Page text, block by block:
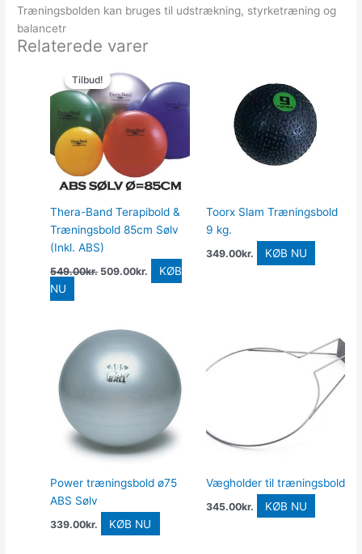
Træningsbolden kan bruges til udstrækning, styrketræning og
balancetr
Relaterede varer
Tilbud!
Tilbud!
Thera-Band Terapibold &
Træningsbold 85cm Sølv
(Inkl. ABS)
549.00kr.
oprindelige
pris
var:
549.00kr..
509.00kr.
pris
er:
509.00kr..
KØB
NU
Toorx Slam Træningsbold
9 kg.
349.00kr. KØB NU
Power træningsbold ø75
ABS Sølv
339.00kr. KØB NU
Vægholder til træningsbold
345.00kr. KØB NU